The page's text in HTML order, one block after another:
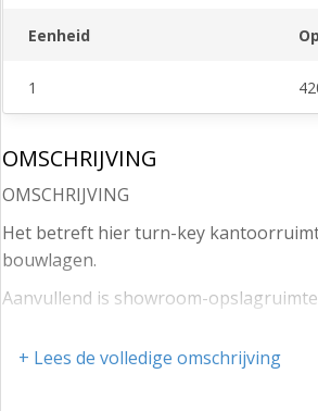
Eenheid
1
OMSCHRIJVING
OMSCHRIJVING
Het betreft hier turn-key
bouwlagen.
Aanvullend is showroom-
+ Lees de volledige omschrijving